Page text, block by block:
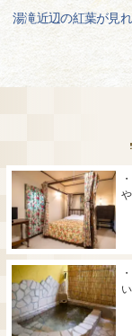
湯滝近辺の紅葉が見れ